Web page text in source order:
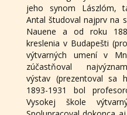
jeho synom Lászlóm,
Antal študoval najprv na
Nauene a od roku
kreslenia v Budapešti
výtvarných umení v
zúčastňoval
výstav (prezentoval sa
1893-1931 bol
Vysokej škole